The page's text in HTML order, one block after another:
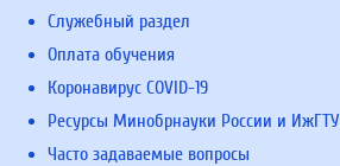
Служебный раздел
Оплата обучения
Коронавирус COVID-19
Ресурсы Минобрнауки России и ИжГТУ
Часто задаваемые вопросы